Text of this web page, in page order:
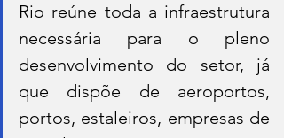
Rio reúne toda a infraestrutura
necessária para o pleno
desenvolvimento do setor, já
que dispõe de aeroportos,
portos, estaleiros, empresas de